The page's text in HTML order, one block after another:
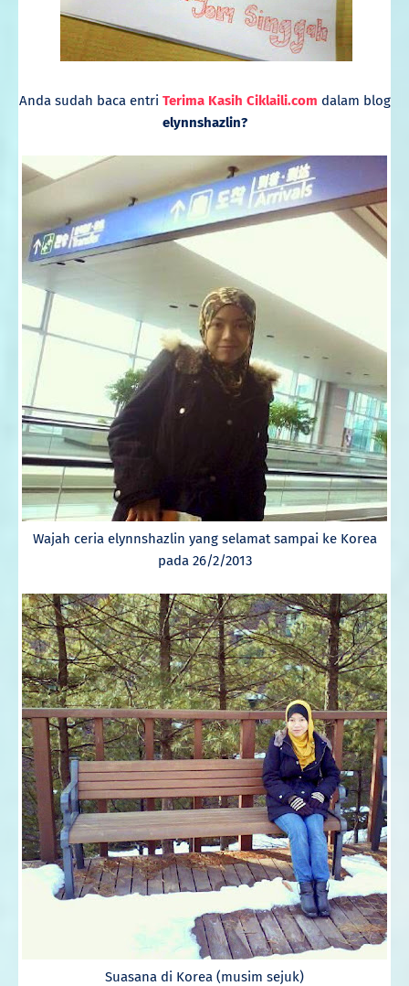
Anda sudah baca entri Terima Kasih Ciklaili.com dalam blog
elynnshazlin?
Wajah ceria elynnshazlin yang selamat sampai ke Korea
pada 26/2/2013
Suasana di Korea (musim sejuk)